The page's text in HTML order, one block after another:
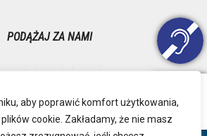
aby poprawić komfort użytkowania,
cookie. Zakładamy, że nie masz
PODĄŻAJ ZA NAMI
Inspektor Danych Osobowych